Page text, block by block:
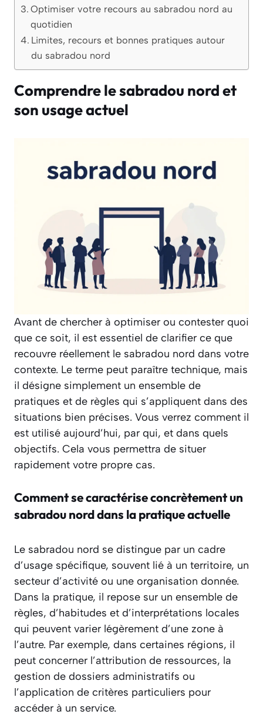
Optimiser votre recours au sabradou nord au
quotidien
Limites, recours et bonnes pratiques autour
du sabradou nord
Comprendre le sabradou nord et
son usage actuel
Avant de chercher à optimiser ou contester quoi
que ce soit, il est essentiel de clarifier ce que
recouvre réellement le sabradou nord dans votre
contexte. Le terme peut paraître technique, mais
il désigne simplement un ensemble de
pratiques et de règles qui s’appliquent dans des
situations bien précises. Vous verrez comment il
est utilisé aujourd’hui, par qui, et dans quels
objectifs. Cela vous permettra de situer
rapidement votre propre cas.
Comment se caractérise concrètement un
sabradou nord dans la pratique actuelle
Le sabradou nord se distingue par un cadre
d’usage spécifique, souvent lié à un territoire, un
secteur d’activité ou une organisation donnée.
Dans la pratique, il repose sur un ensemble de
règles, d’habitudes et d’interprétations locales
qui peuvent varier légèrement d’une zone à
l’autre. Par exemple, dans certaines régions, il
peut concerner l’attribution de ressources, la
gestion de dossiers administratifs ou
l’application de critères particuliers pour
accéder à un service.